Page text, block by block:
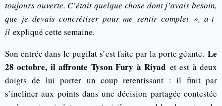
toujours ouverte. C’était quelque chose dont j’avais besoin,
que je devais concrétiser pour me sentir complet », a-t-
il expliqué cette semaine.
Son entrée dans le pugilat s’est faite par la porte géante. Le
28 octobre, il affronte Tyson Fury à Riyad et est à deux
doigts de lui porter un coup retentissant : il finit par
s’incliner aux points dans une décision partagée contestée